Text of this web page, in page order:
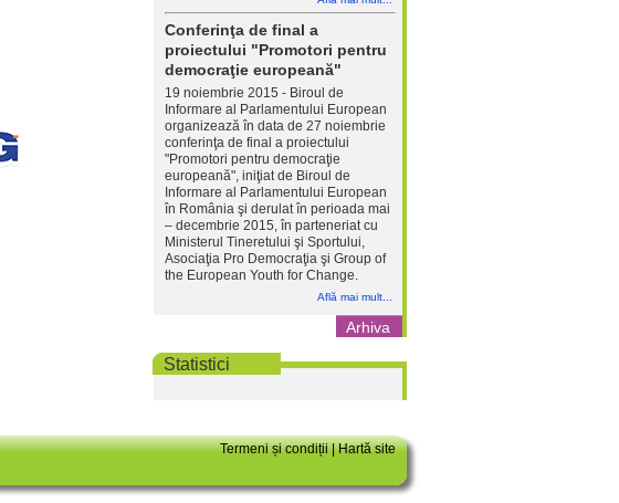
Conferinţa de final a
proiectului "Promotori pentru
democraţie europeană"
19 noiembrie 2015 - Biroul de
Informare al Parlamentului European
organizează în data de 27 noiembrie
conferinţa de final a proiectului
"Promotori pentru democraţie
europeană", iniţiat de Biroul de
Informare al Parlamentului European
în România şi derulat în perioada mai
– decembrie 2015, în parteneriat cu
Ministerul Tineretului şi Sportului,
Asociaţia Pro Democraţia şi Group of
the European Youth for Change.
Află mai mult...
Arhiva
Statistici
Termeni și condiții|Hartă site